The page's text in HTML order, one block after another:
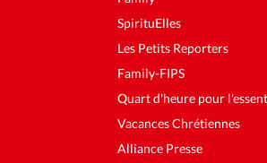
SpirituElles
Les Petits Reporters
Family-FIPS
Quart d'heure pour
Vacances Chrétiennes
Alliance Presse